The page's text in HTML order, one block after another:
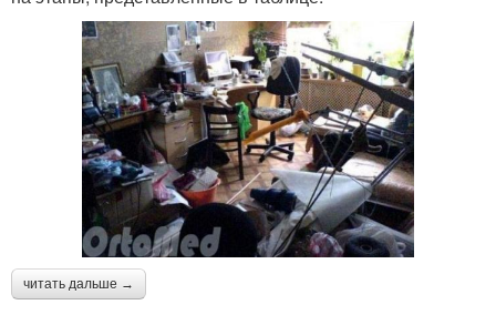
читать дальше →